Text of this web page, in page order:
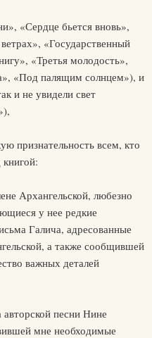
«Сердце бьется вновь»,
«Государственный
«Третья молодость»,
«Под палящим солнцем»), и
и не увидели свет
признательность всем, кто
Архангельской, любезно
у нее редкие
Галича, адресованные
а также сообщившей
важных деталей
песни Нине
мне необходимые